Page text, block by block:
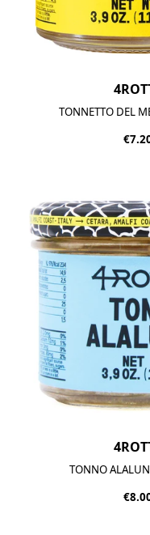
TONNETTO DEL
TONNO